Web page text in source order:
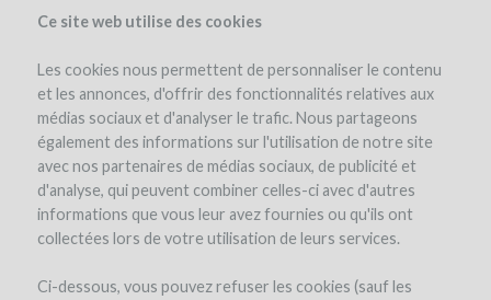
Ce site web utilise des cookies
Les cookies nous permettent de personnaliser le contenu
et les annonces, d'offrir des fonctionnalités relatives aux
médias sociaux et d'analyser le trafic. Nous partageons
également des informations sur l'utilisation de notre site
avec nos partenaires de médias sociaux, de publicité et
d'analyse, qui peuvent combiner celles-ci avec d'autres
informations que vous leur avez fournies ou qu'ils ont
collectées lors de votre utilisation de leurs services.
Ci-dessous, vous pouvez refuser les cookies (sauf les